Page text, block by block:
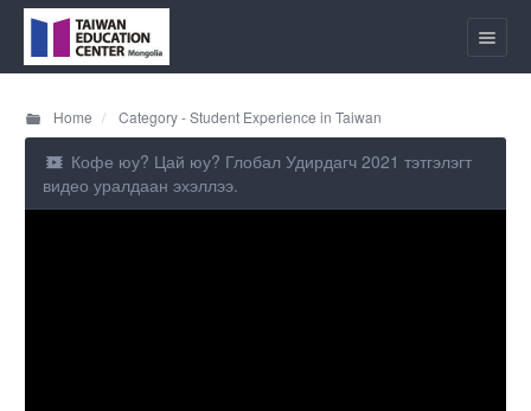
Home Category - Student Experience in Taiwan
Кофе юу? Цай юу? Глобал Удирдагч 2021 тэтгэлэгт
видео уралдаан эхэллээ.